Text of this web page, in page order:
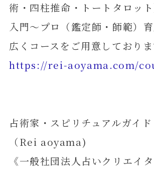
術・四柱推命・トートタロット
入門～プロ（鑑定師・師範）
広くコースをご用意しておりま
https://rei-aoyama.com/
占術家・スピリチュアルガイ
（Rei aoyama)
《一般社団法人占いクリエイ